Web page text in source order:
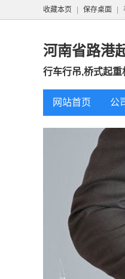
收藏本页 保存桌面
河南省路港
行车行吊,桥式起
网站首页 公